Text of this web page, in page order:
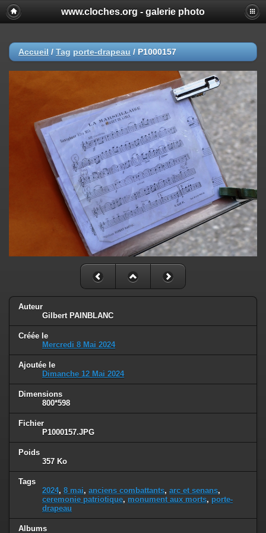
www.cloches.org - galerie photo
Accueil / Tag porte-drapeau / P1000157
Auteur
Gilbert PAINBLANC
Créée le
Mercredi 8 Mai 2024
Ajoutée le
Dimanche 12 Mai 2024
Dimensions
800*598
Fichier
P1000157.JPG
Poids
357 Ko
Tags
2024, 8 mai, anciens combattants, arc et senans,
ceremonie patriotique, monument aux morts, porte-
drapeau
Albums